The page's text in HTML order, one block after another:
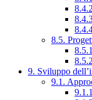
8.5.
9. Sviluppo
9.1.